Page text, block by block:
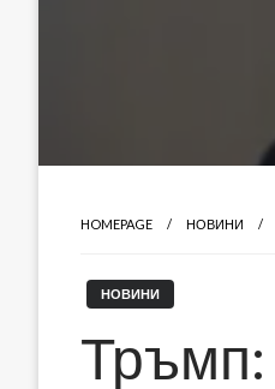
HOMEPAGE НОВИНИ
НОВИНИ
Тръмп: